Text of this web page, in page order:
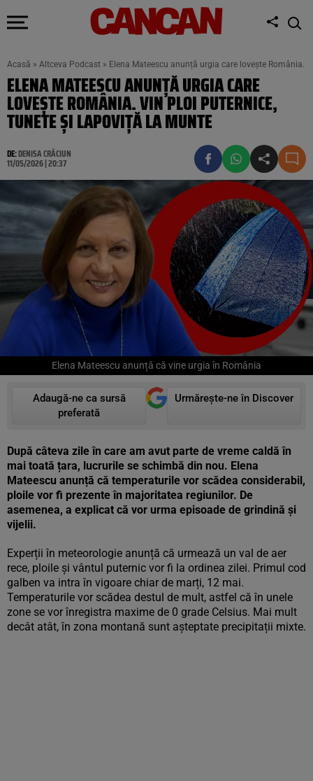
Acasă » Altceva Podcast » Elena Mateescu anunță urgia care lovește România.
ELENA MATEESCU ANUNȚĂ URGIA CARE
LOVEȘTE ROMÂNIA. VIN PLOI PUTERNICE,
TUNETE ȘI LAPOVIȚĂ LA MUNTE
DE:DENISA CRĂCIUN
11/05/2026 | 20:37
Elena Mateescu anunță că vine urgia în România
Adaugă-ne ca sursă
preferată
Urmărește-ne în Discover
După câteva zile în care am avut parte de vreme caldă în
mai toată țara, lucrurile se schimbă din nou. Elena
Mateescu anunță că temperaturile vor scădea considerabil,
ploile vor fi prezente în majoritatea regiunilor. De
asemenea, a explicat că vor urma episoade de grindină și
vijelii.
Experții în meteorologie anunță că urmează un val de aer
rece, ploile și vântul puternic vor fi la ordinea zilei. Primul cod
galben va intra în vigoare chiar de marți, 12 mai.
Temperaturile vor scădea destul de mult, astfel că în unele
zone se vor înregistra maxime de 0 grade Celsius. Mai mult
decât atât, în zona montană sunt așteptate precipitații mixte.